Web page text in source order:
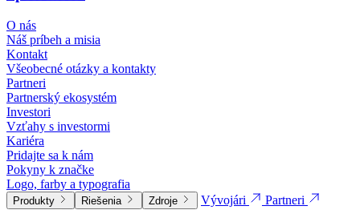
O nás
Náš príbeh a misia
Kontakt
Všeobecné otázky a kontakty
Partneri
Partnerský ekosystém
Investori
Vzťahy s investormi
Kariéra
Pridajte sa k nám
Pokyny k značke
Logo, farby a typografia
Produkty Riešenia Zdroje Vývojári
Partneri